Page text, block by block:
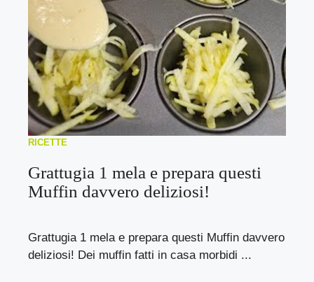
RICETTE
Grattugia 1 mela e prepara questi
Muffin davvero deliziosi!
Grattugia 1 mela e prepara questi Muffin davvero
deliziosi! Dei muffin fatti in casa morbidi ...